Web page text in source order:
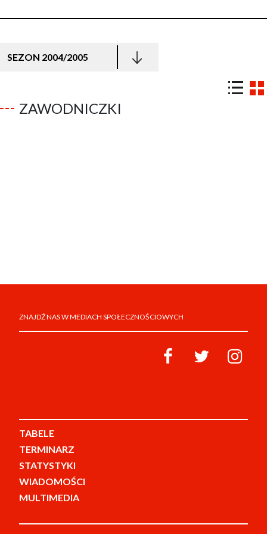
SEZON 2004/2005
ZAWODNICZKI
ZNAJDŹ NAS W MEDIACH SPOŁECZNOŚCIOWYCH
TABELE
TERMINARZ
STATYSTYKI
WIADOMOŚCI
MULTIMEDIA